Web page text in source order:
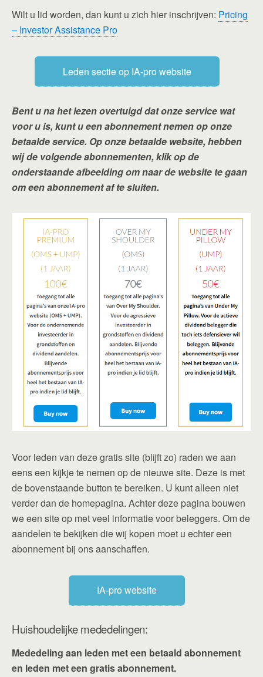
Wilt u lid worden, dan kunt u zich hier inschrijven: Pricing
– Investor Assistance Pro
Leden sectie op IA-pro website
Bent u na het lezen overtuigd dat onze service wat
voor u is, kunt u een abonnement nemen op onze
betaalde service. Op onze betaalde website, hebben
wij de volgende abonnementen, klik op de
onderstaande afbeelding om naar de website te gaan
om een abonnement af te sluiten.
Voor leden van deze gratis site (blijft zo) raden we aan
eens een kijkje te nemen op de nieuwe site. Deze is met
de bovenstaande button te bereiken. U kunt alleen niet
verder dan de homepagina. Achter deze pagina bouwen
we een site op met veel informatie voor beleggers. Om de
aandelen te bekijken die wij kopen moet u echter een
abonnement bij ons aanschaffen.
IA-pro website
Huishoudelijke mededelingen:
Mededeling aan leden met een betaald abonnement
en leden met een gratis abonnement.